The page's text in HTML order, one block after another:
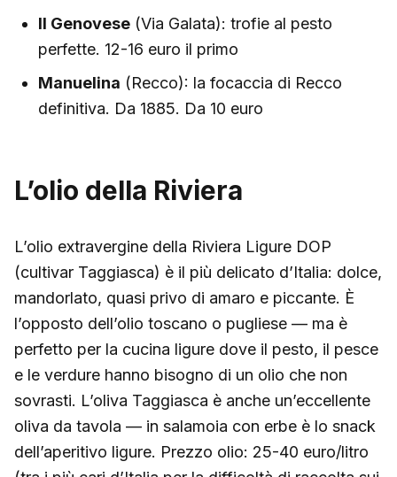
Il Genovese (Via Galata): trofie al pesto
perfette. 12-16 euro il primo
Manuelina (Recco): la focaccia di Recco
definitiva. Da 1885. Da 10 euro
L’olio della Riviera
L’olio extravergine della Riviera Ligure DOP
(cultivar Taggiasca) è il più delicato d’Italia: dolce,
mandorlato, quasi privo di amaro e piccante. È
l’opposto dell’olio toscano o pugliese — ma è
perfetto per la cucina ligure dove il pesto, il pesce
e le verdure hanno bisogno di un olio che non
sovrasti. L’oliva Taggiasca è anche un’eccellente
oliva da tavola — in salamoia con erbe è lo snack
dell’aperitivo ligure. Prezzo olio: 25-40 euro/litro